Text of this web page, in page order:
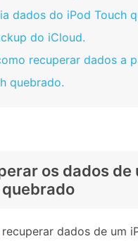
dados do iPod Touch
do iCloud.
recuperar dados a
quebrado.
os dados de
quebrado
dados de um